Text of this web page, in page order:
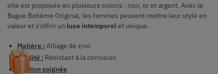
elle est proposée en plusieurs coloris : noir, or et argent. Avec le
Bague Bohème Original, les femmes peuvent mettre leur style en
valeur et s’offrir un luxe intemporelet unique.
Matière : Alliage de zinc
Qualité : Résistant à la corrosion
Finition soignée